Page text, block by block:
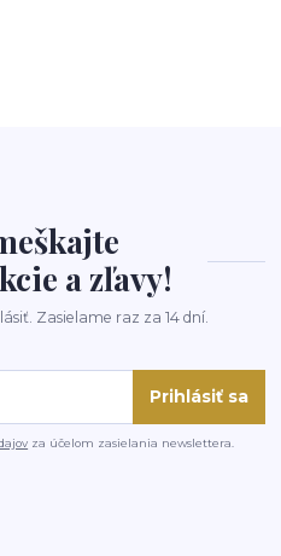
a zľavy!
Zasielame raz za 14 dní.
Prihlásiť sa
za účelom zasielania newslettera.